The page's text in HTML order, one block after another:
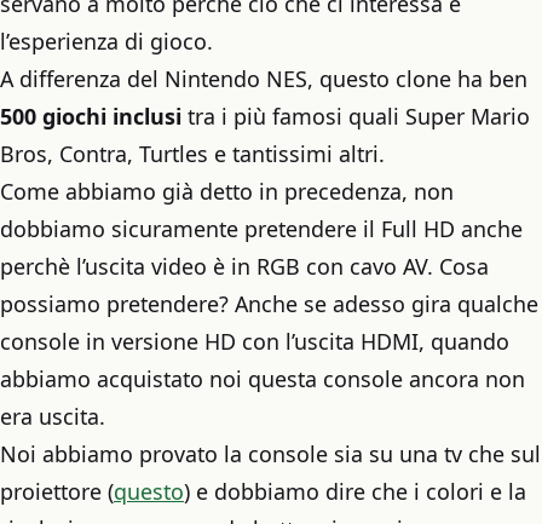
l’esperienza di gioco.
A differenza del Nintendo NES, questo clone ha ben
500 giochi inclusi tra i più famosi quali Super Mario
Bros, Contra, Turtles e tantissimi altri.
Come abbiamo già detto in precedenza, non
dobbiamo sicuramente pretendere il Full HD anche
perchè l’uscita video è in RGB con cavo AV. Cosa
possiamo pretendere? Anche se adesso gira qualche
console in versione HD con l’uscita HDMI, quando
abbiamo acquistato noi questa console ancora non
era uscita.
Noi abbiamo provato la console sia su una tv che sul
proiettore (questo) e dobbiamo dire che i colori e la